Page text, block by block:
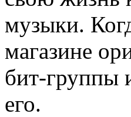
музыки.
магазине
бит-группы
его.